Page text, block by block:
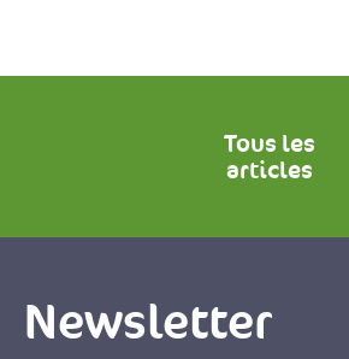
Tous les
articles
Newsletter